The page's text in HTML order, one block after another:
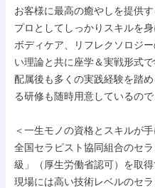
お客様に最高の癒やしを提供
プロとしてしっかりスキルを
ボディケア、リフレクソロジ
い理論と共に座学＆実戦形式で
配属後も多くの実践経験を踏
る研修も随時用意しているの
＜一生モノの資格とスキルが手
全国セラピスト協同組合のセ
級」（厚生労働省認可）を取得
現場には高い技術レベルのセ